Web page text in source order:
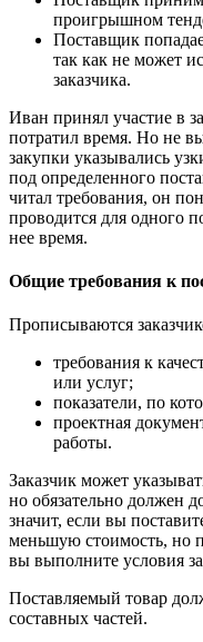
проигрышном
Поставщик
так как не может
заказчика.
Иван принял участие в
потратил время. Но не
закупки указывались
под определенного
читал требования, он
проводится для одного
нее время.
Общие требования к
Прописываются
требования к
или услуг;
показатели, по
проектная
работы.
Заказчик может
но обязательно должен
значит, если вы
меньшую стоимость, но
вы выполните условия
Поставляемый товар
составных частей.